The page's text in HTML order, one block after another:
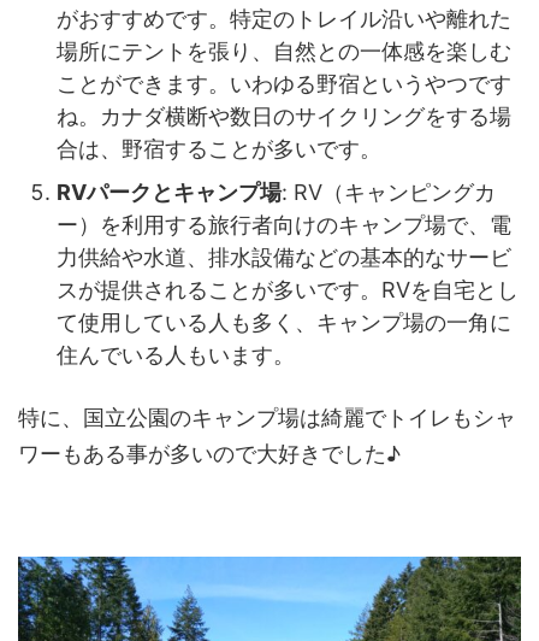
がおすすめです。特定のトレイル沿いや離れた
場所にテントを張り、自然との一体感を楽しむ
ことができます。いわゆる野宿というやつです
ね。カナダ横断や数日のサイクリングをする場
合は、野宿することが多いです。
RVパークとキャンプ場: RV（キャンピングカ
ー）を利用する旅行者向けのキャンプ場で、電
力供給や水道、排水設備などの基本的なサービ
スが提供されることが多いです。RVを自宅とし
て使用している人も多く、キャンプ場の一角に
住んでいる人もいます。
特に、国立公園のキャンプ場は綺麗でトイレもシャ
ワーもある事が多いので大好きでした♪